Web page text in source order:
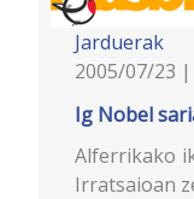
Jarduerak
2005/07/23
Ig Nobel
Alferrikako
Irratsaioan